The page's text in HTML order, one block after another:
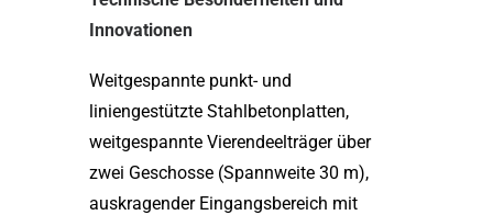
Innovationen
Weitgespannte punkt- und
liniengestützte Stahlbetonplatten,
weitgespannte Vierendeelträger über
zwei Geschosse (Spannweite 30 m),
auskragender Eingangsbereich mit